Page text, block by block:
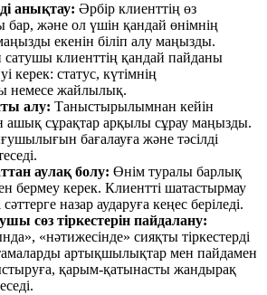
анықтау: Әрбір клиенттің өз
және ол үшін қандай өнімнің
екенін біліп алу маңызды.
клиенттің қандай пайданы
керек: статус, күтімнің
немесе жайлылық.
алу: Таныстырылымнан кейін
ашық сұрақтар арқылы сұрау маңызды.
бағалауға және тәсілді
аулақ болу: Өнім туралы барлық
бермеу керек. Клиентті шатастырмау
назар аударуға кеңес беріледі.
сөз тіркестерін пайдалану:
«нәтижесінде» сияқты тіркестерді
артықшылықтар мен пайдамен
қарым-қатынасты жандырақ